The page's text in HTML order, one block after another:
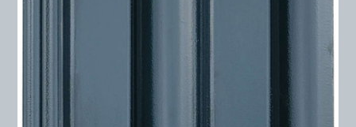
TIN SỰ KIỆN
TIN CHUYÊN MÔN